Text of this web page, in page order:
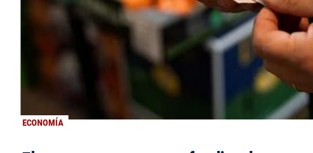
ECONOMÍA